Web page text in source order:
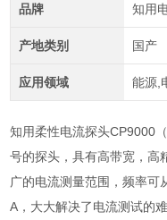
品牌 知用
产地类别 国产
应用领域 能源,
知用柔性电流探头CP9000
号的探头，具有高带宽，高
广的电流测量范围，频率可
A，大大解决了电流测试的